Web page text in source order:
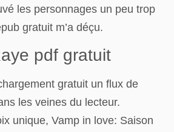
les personnages un peu trop
gratuit m’a déçu.
pdf gratuit
gratuit un flux de
les veines du lecteur.
unique, Vamp in love: Saison